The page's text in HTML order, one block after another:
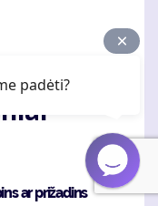
ar prižadins
padėti?